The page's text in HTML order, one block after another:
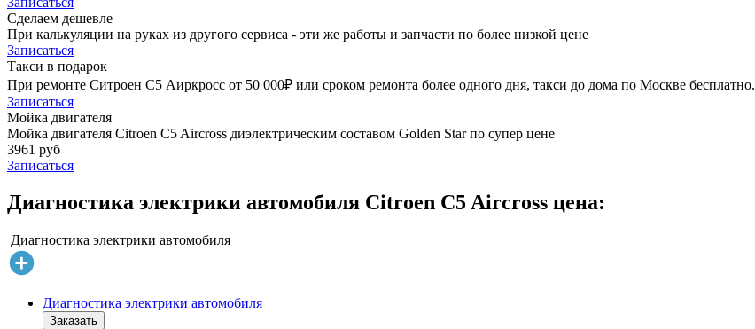
Сделаем дешевле
При калькуляции на руках из другого сервиса - эти же работы и запчасти по более низкой цене
Записаться
Такси в подарок
При ремонте Ситроен С5 Аиркросс от 50 000₽ или сроком ремонта более одного дня, такси до дома по Москве бесплатно.
Записаться
Мойка двигателя
Мойка двигателя Citroen C5 Aircross диэлектрическим составом Golden Star по супер цене
3961 руб
Записаться
Диагностика электрики автомобиля Citroen C5 Aircross цена:
Диагностика электрики автомобиля
Диагностика электрики автомобиля
Заказать